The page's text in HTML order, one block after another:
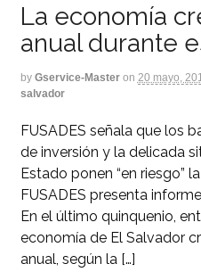
La economía
anual durante
by Gservice-Master on 20 mayo,
salvador
FUSADES señala que los
de inversión y la delicada
Estado ponen “en riesgo”
FUSADES presenta
En el último quinquenio,
economía de El Salvador
anual, según la […]